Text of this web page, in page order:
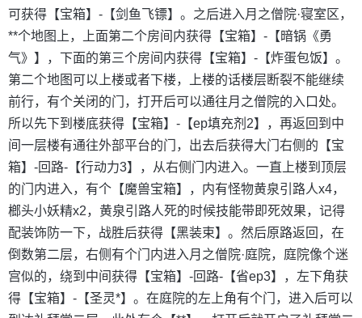
可获得【宝箱】-【剑鱼飞镖】。之后进入月之僧院·寝室区，
**个地图上，上面第二个房间内获得【宝箱】-【暗锅《勇
气》】，下面的第三个房间内获得【宝箱】-【炸蛋包饭】。
第二个地图可以上楼或者下楼，上楼的话楼层断裂不能继续
前行，有个关闭的门，打开后可以通往月之僧院的入口处。
所以先下到楼底获得【宝箱】-【ep填充剂2】，再返回到中
间一层楼有通往外部平台的门，出去后获得大门右侧的【宝
箱】-回路-【行动力3】，从右侧门内进入。一直上楼到顶层
的门内进入，有个【魔兽宝箱】，内有怪物黄泉引路人x4，
榔头小妖精x2，黄泉引路人死的时候技能带即死效果，记得
配装饰防一下，战胜后获得【黑装束】。然后原路返回，在
倒数第二层，右侧有个门内进入月之僧院·庭院，庭院像个迷
宫似的，绕到中间获得【宝箱】-回路-【省ep3】，左下角获
得【宝箱】-【圣灵*】。在庭院的左上角有个门，进入后可以